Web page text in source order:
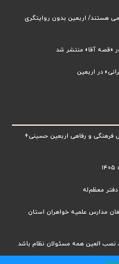
هستند/ اربعین بدون روایتگری
«قصه آقا» منتشر شد
در اربعین
فرهنگی و رفاهی اربعین حسینی+
معظم‌له
مدارس علمیه خواهران استان
نصب العین همه مسئولان نظام باشد